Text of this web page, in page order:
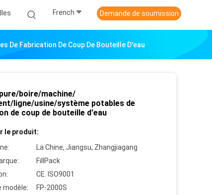
French Demande de soumission
Fabrication De Coup De Bouteille D'eau
boire/machine/
ligne/usine/système potables de
de coup de bouteille d'eau
le produit:
La Chine, Jiangsu, Zhangjiagang
FillPack
CE. ISO9001
modèle:
FP-2000S